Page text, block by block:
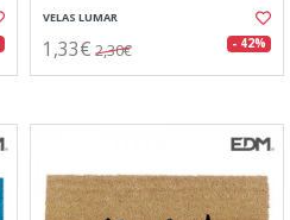
VELAS LUMAR
1,33€ 2,30€ - 42%